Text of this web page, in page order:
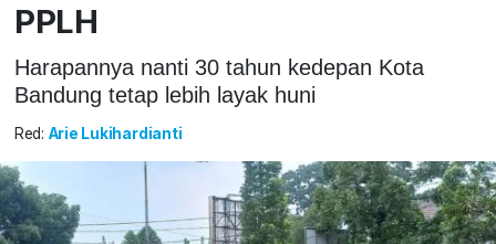
PPLH
Harapannya nanti 30 tahun kedepan Kota
Bandung tetap lebih layak huni
Red: Arie Lukihardianti